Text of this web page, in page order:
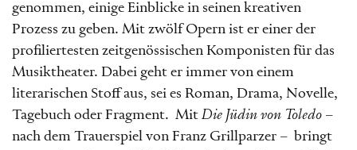
genommen, einige Einblicke in seinen kreativen
Prozess zu geben. Mit zwölf Opern ist er einer der
profiliertesten zeitgenössischen Komponisten für das
Musiktheater. Dabei geht er immer von einem
literarischen Stoff aus, sei es Roman, Drama, Novelle,
Tagebuch oder Fragment. Mit Die Jüdin von Toledo –
nach dem Trauerspiel von Franz Grillparzer – bringt